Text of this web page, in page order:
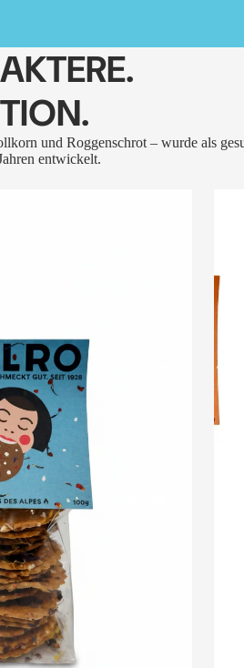
und Roggenschrot – wurde als
entwickelt.